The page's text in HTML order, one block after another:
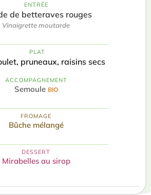
ENTRÉE
de betteraves rouges
Vinaigrette moutarde
️ PLAT
pruneaux, raisins secs
ACCOMPAGNEMENT
Semoule BIO
FROMAGE
Bûche mélangé
DESSERT
Mirabelles au sirop